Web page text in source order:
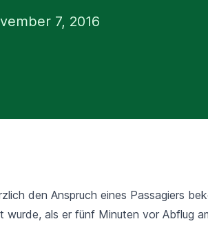
7, 2016
den Anspruch eines Passagiers
wurde, als er fünf Minuten vor Abflug